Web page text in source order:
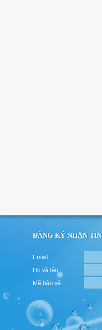
ĐĂNG KÝ NHẬN TIN
Email
Họ và tên
Mã bảo vệ